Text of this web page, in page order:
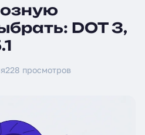
DOT 3,
228 просмотров